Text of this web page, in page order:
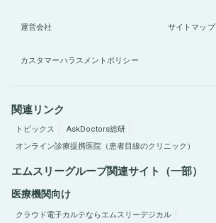
運営会社 サイトマップ
カスタマーハラスメントポリシー
関連リンク
トピックス
AskDoctors総研
オンライン診療提携医院（患者目線のクリニック）
エムスリーグループ関連サイト（一部）
医療機関向け
クラウド電子カルテならエムスリーデジカル